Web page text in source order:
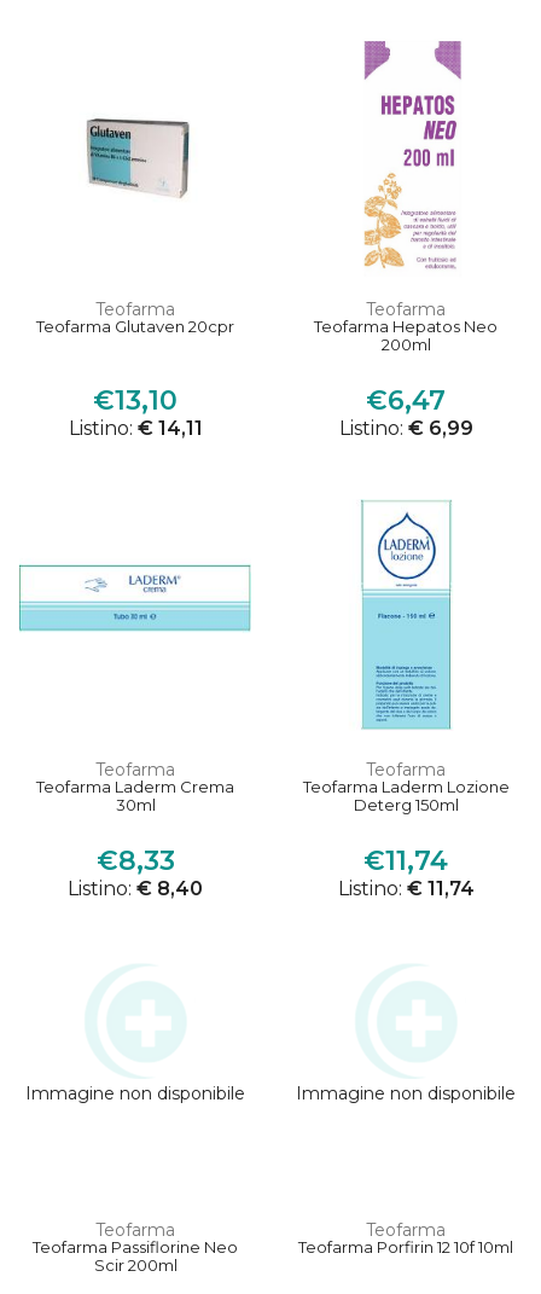
Teofarma
Teofarma Glutaven 20cpr
€13,10
Listino: € 14,11
Teofarma
Teofarma Hepatos Neo
200ml
€6,47
Listino: € 6,99
Teofarma
Teofarma Laderm Crema
30ml
€8,33
Listino: € 8,40
Teofarma
Teofarma Laderm Lozione
Deterg 150ml
€11,74
Listino: € 11,74
Immagine non disponibile
Teofarma
Teofarma Passiflorine Neo
Scir 200ml
Immagine non disponibile
Teofarma
Teofarma Porfirin 12 10f 10ml